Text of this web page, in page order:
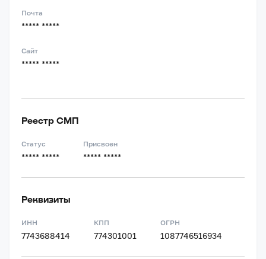
Почта
***** *****
Сайт
***** *****
Реестр СМП
Статус
***** *****
Присвоен
***** *****
Реквизиты
ИНН
7743688414
КПП
774301001
ОГРН
1087746516934